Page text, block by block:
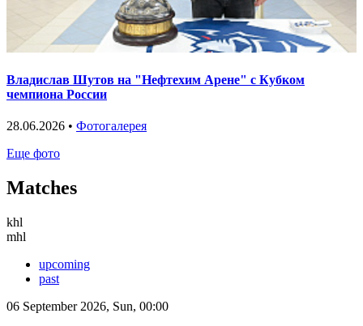
Владислав Шутов на "Нефтехим Арене" с Кубком
чемпиона России
28.06.2026 • Фотогалерея
Еще фото
Matches
khl
mhl
upcoming
past
06 September 2026, Sun, 00:00